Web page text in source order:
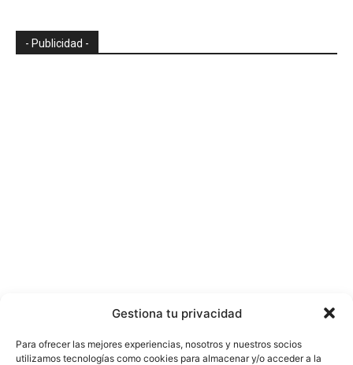
Gestiona tu privacidad
Para ofrecer las mejores experiencias, nosotros y nuestros socios
utilizamos tecnologías como cookies para almacenar y/o acceder a la
- Publicidad -